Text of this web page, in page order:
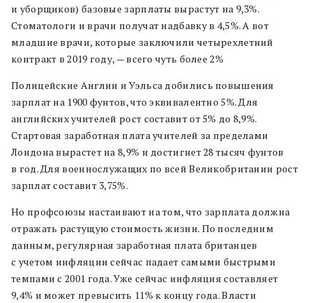
и уборщиков) базовые зарплаты вырастут на 9,3%.
Стоматологи и врачи получат надбавку в 4,5%. А вот
младшие врачи, которые заключили четырехлетний
контракт в 2019 году, — всего чуть более 2%
Полицейские Англии и Уэльса добились повышения
зарплат на 1900 фунтов, что эквивалентно 5%. Для
английских учителей рост составит от 5% до 8,9%.
Стартовая заработная плата учителей за пределами
Лондона вырастет на 8,9% и достигнет 28 тысяч фунтов
в год. Для военнослужащих по всей Великобритании рост
зарплат составит 3,75%.
Но профсоюзы настаивают на том, что зарплата должна
отражать растущую стоимость жизни. По последним
данным, регулярная заработная плата британцев
с учетом инфляции сейчас падает самыми быстрыми
темпами с 2001 года. Уже сейчас инфляция составляет
9,4% и может превысить 11% к концу года. Власти